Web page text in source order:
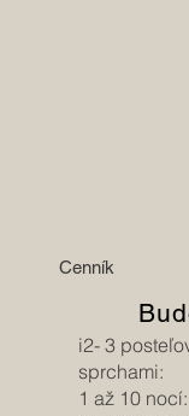
Cenník
i2- 3
sprchami:
1 až 10 nocí: